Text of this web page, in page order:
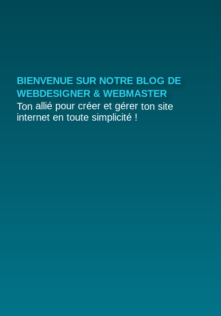
BIENVENUE SUR NOTRE BLOG DE
WEBDESIGNER & WEBMASTER
Ton allié pour créer et gérer ton site
internet en toute simplicité !